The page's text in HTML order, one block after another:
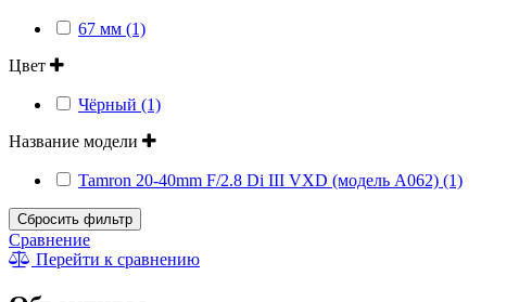
67 мм (1)
Цвет
Чёрный (1)
Название модели
Tamron 20-40mm F/2.8 Di III VXD (модель A062) (1)
Сбросить фильтр
Сравнение
Перейти к сравнению